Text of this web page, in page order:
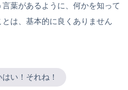
言葉があるように、何かを知って
は、基本的に良くありません
い！それね！